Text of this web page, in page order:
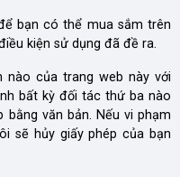
bạn có thể mua sắm trên
kiện sử dụng đã đề ra.
nào của trang web này với
bất kỳ đối tác thứ ba nào
văn bản. Nếu vi phạm
sẽ hủy giấy phép của bạn